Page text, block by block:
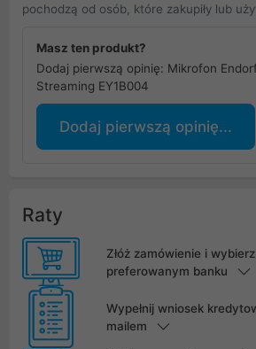
pochodzą od osób, które zakupiły lub
Masz ten produkt?
Dodaj pierwszą opinię: Mikrofon
Streaming EY1B004
Dodaj pierwszą opinię...
Raty
Złóż zamówienie i
preferowanym banku
Wypełnij wniosek
mailem